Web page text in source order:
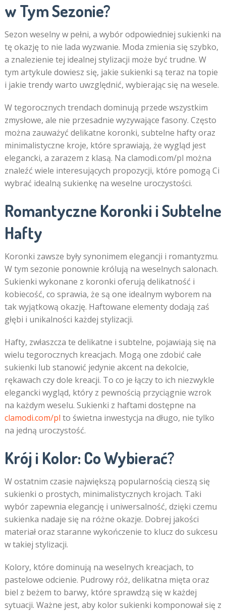
w Tym Sezonie?
Sezon weselny w pełni, a wybór odpowiedniej sukienki na
tę okazję to nie lada wyzwanie. Moda zmienia się szybko,
a znalezienie tej idealnej stylizacji może być trudne. W
tym artykule dowiesz się, jakie sukienki są teraz na topie
i jakie trendy warto uwzględnić, wybierając się na wesele.
W tegorocznych trendach dominują przede wszystkim
zmysłowe, ale nie przesadnie wyzywające fasony. Często
można zauważyć delikatne koronki, subtelne hafty oraz
minimalistyczne kroje, które sprawiają, że wygląd jest
elegancki, a zarazem z klasą. Na clamodi.com/pl można
znaleźć wiele interesujących propozycji, które pomogą Ci
wybrać idealną sukienkę na weselne uroczystości.
Romantyczne Koronki i Subtelne
Hafty
Koronki zawsze były synonimem elegancji i romantyzmu.
W tym sezonie ponownie królują na weselnych salonach.
Sukienki wykonane z koronki oferują delikatność i
kobiecość, co sprawia, że są one idealnym wyborem na
tak wyjątkową okazję. Haftowane elementy dodają zaś
głębi i unikalności każdej stylizacji.
Hafty, zwłaszcza te delikatne i subtelne, pojawiają się na
wielu tegorocznych kreacjach. Mogą one zdobić całe
sukienki lub stanowić jedynie akcent na dekolcie,
rękawach czy dole kreacji. To co je łączy to ich niezwykle
elegancki wygląd, który z pewnością przyciągnie wzrok
na każdym weselu. Sukienki z haftami dostępne na
clamodi.com/pl to świetna inwestycja na długo, nie tylko
na jedną uroczystość.
Krój i Kolor: Co Wybierać?
W ostatnim czasie największą popularnością cieszą się
sukienki o prostych, minimalistycznych krojach. Taki
wybór zapewnia elegancję i uniwersalność, dzięki czemu
sukienka nadaje się na różne okazje. Dobrej jakości
materiał oraz staranne wykończenie to klucz do sukcesu
w takiej stylizacji.
Kolory, które dominują na weselnych kreacjach, to
pastelowe odcienie. Pudrowy róż, delikatna mięta oraz
biel z beżem to barwy, które sprawdzą się w każdej
sytuacji. Ważne jest, aby kolor sukienki komponował się z